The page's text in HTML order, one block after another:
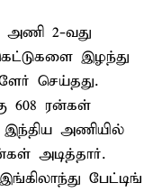
அணி 2-வது
இழந்து
செய்தது.
608 ரன்கள்
இந்திய அணியில்
அடித்தார்.
பேட்டிங்